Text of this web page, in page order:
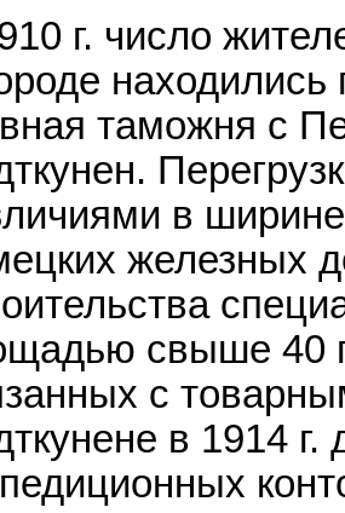
г. число
находились
таможня с
в
железных
свыше 40
с
в 1914 г.